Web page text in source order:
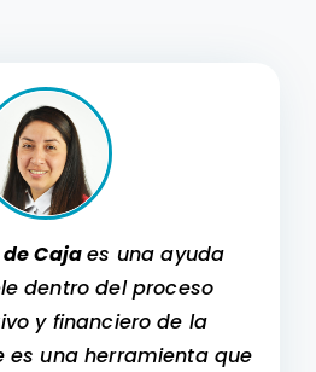
de Cajaes una ayuda
dentro del proceso
y financiero de la
es una herramienta que